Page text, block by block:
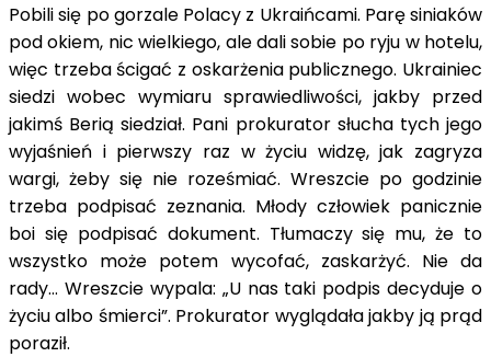
Pobili się po gorzale Polacy z Ukraińcami. Parę siniaków
pod okiem, nic wielkiego, ale dali sobie po ryju w hotelu,
więc trzeba ścigać z oskarżenia publicznego. Ukrainiec
siedzi wobec wymiaru sprawiedliwości, jakby przed
jakimś Berią siedział. Pani prokurator słucha tych jego
wyjaśnień i pierwszy raz w życiu widzę, jak zagryza
wargi, żeby się nie roześmiać. Wreszcie po godzinie
trzeba podpisać zeznania. Młody człowiek panicznie
boi się podpisać dokument. Tłumaczy się mu, że to
wszystko może potem wycofać, zaskarżyć. Nie da
rady… Wreszcie wypala: „U nas taki podpis decyduje o
życiu albo śmierci”. Prokurator wyglądała jakby ją prąd
poraził.